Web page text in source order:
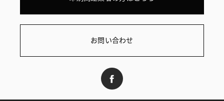
お問い合わせ